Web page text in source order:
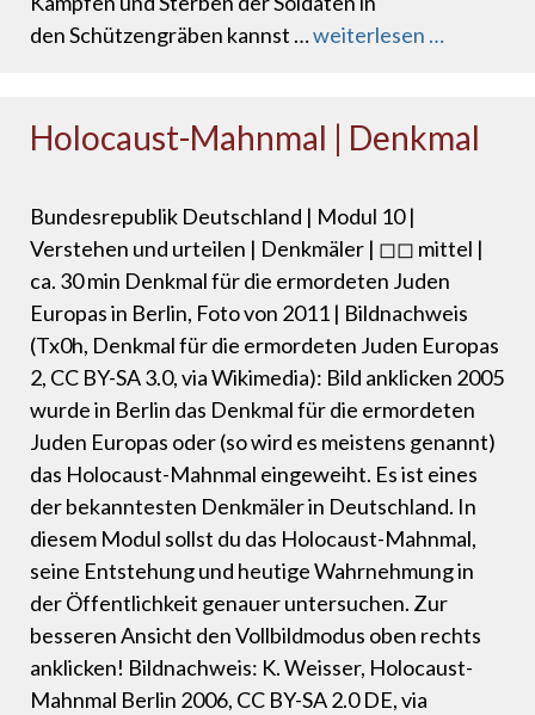
den Schützengräben kannst …weiterlesen …
Holocaust-Mahnmal | Denkmal
Bundesrepublik Deutschland | Modul 10 |
Verstehen und urteilen | Denkmäler | ◻◻ mittel |
ca. 30 min Denkmal für die ermordeten Juden
Europas in Berlin, Foto von 2011 | Bildnachweis
(Tx0h, Denkmal für die ermordeten Juden Europas
2, CC BY-SA 3.0, via Wikimedia): Bild anklicken 2005
wurde in Berlin das Denkmal für die ermordeten
Juden Europas oder (so wird es meistens genannt)
das Holocaust-Mahnmal eingeweiht. Es ist eines
der bekanntesten Denkmäler in Deutschland. In
diesem Modul sollst du das Holocaust-Mahnmal,
seine Entstehung und heutige Wahrnehmung in
der Öffentlichkeit genauer untersuchen. Zur
besseren Ansicht den Vollbildmodus oben rechts
anklicken! Bildnachweis: K. Weisser, Holocaust-
Mahnmal Berlin 2006, CC BY-SA 2.0 DE, via